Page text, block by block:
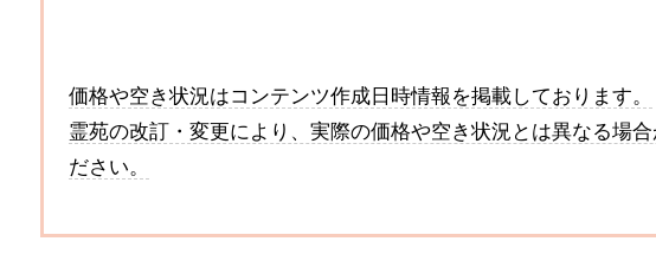
価格や空き状況はコンテンツ作成日時情報を掲載しております。
霊苑の改訂・変更により、実際の価格や空き状況とは異なる場
ださい。